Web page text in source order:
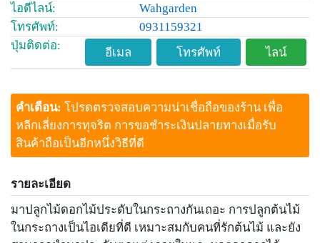
ไอดีไลน์:
Wahgarden
โทรศัพท์:
0931159321
ปุ่มติดต่อ:
อีเมล โทรศัพท์ ไลน์
คำเตือน: โปรดตรวจสอบความน่าเชื่อถือของร้าน เพื่อ
หลีกเลี่ยงการทุจริต การขอชำระเงินปลายทางเมื่อรับ
สินค้าถือเป็นอีกหนึ่งวิธีที่ดี
รายละเอียด
มาปลูกไม้ดอกไม้ประดับในกระถางกันเถอะ การปลูกต้นไม้
ในกระถางเป็นไอเดียที่ดี เหมาะสมกับคนที่รักต้นไม้ และยัง